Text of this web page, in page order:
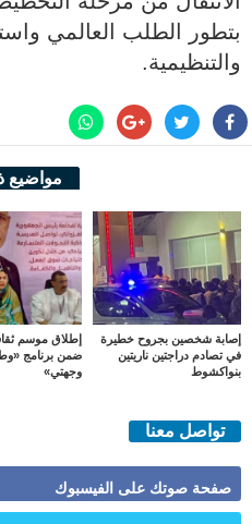
بتطور الطلب العالمي
والتنظيمية.
مواضيع
إصابة شخصين بجروح خطيرة
في تصادم دراجتين ناريتين
بنواكشوط
إطلاق موسم
ضمن برنامج
وجهتي»
تواصل معنا
صفحة صوتك على الفيسبوك